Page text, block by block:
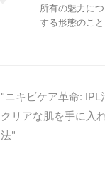
所有の魅力に
する形態のこ
"ニキビケア革命: IPL
クリアな肌を手に入
法"